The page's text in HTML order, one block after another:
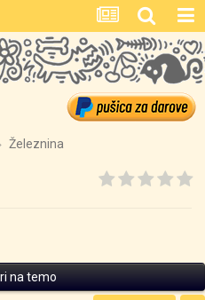
Železnina
na temo